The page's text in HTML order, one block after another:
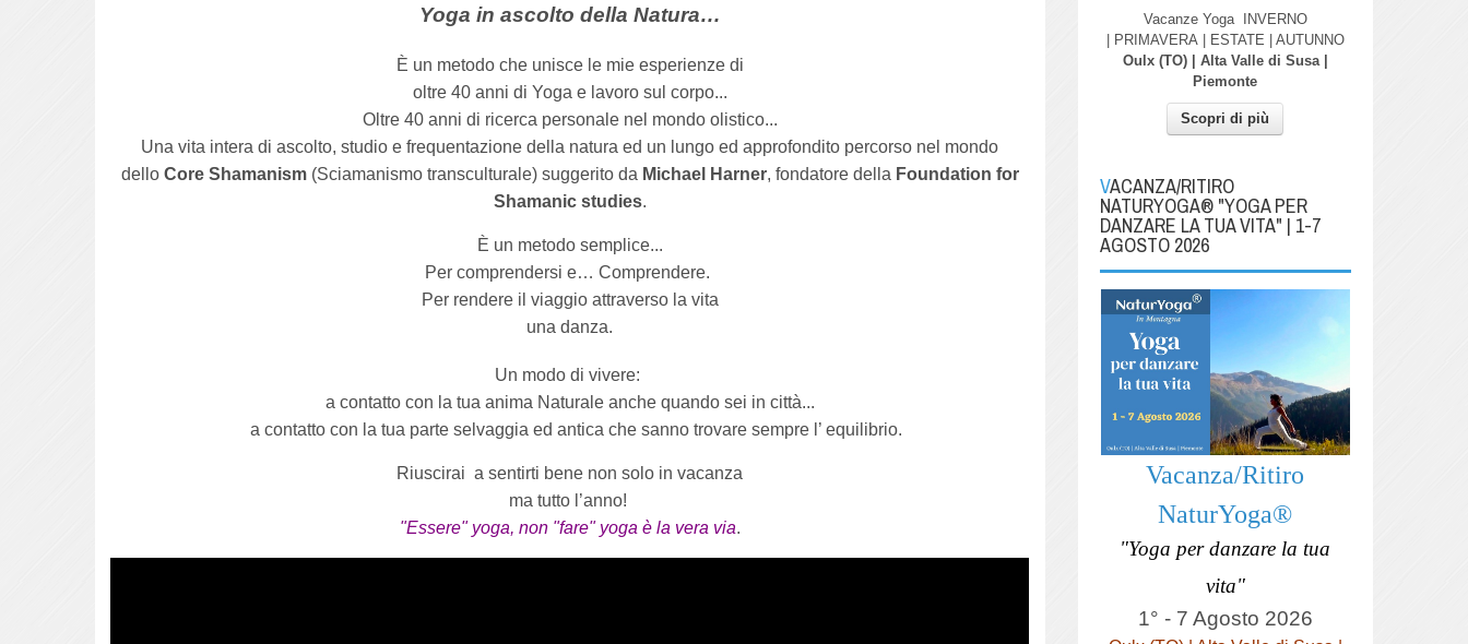
Yoga in ascolto della Natura…
È un metodo che unisce le mie esperienze di
oltre 40 anni di Yoga e lavoro sul corpo...
Oltre 40 anni di ricerca personale nel mondo olistico...
Una vita intera di ascolto, studio e frequentazione della natura ed un lungo ed approfondito percorso nel mondo
dello Core Shamanism(Sciamanismo transculturale) suggerito da Michael Harner, fondatore della Foundation for
Shamanic studies.
È un metodo semplice...
Per comprendersi e… Comprendere.
Per rendere il viaggio attraverso la vita
una danza.
Un modo di vivere:
a contatto con la tua anima Naturale anche quando sei in città...
a contatto con la tua parte selvaggia ed antica che sanno trovare sempre l’ equilibrio.
Riuscirai a sentirti bene non solo in vacanza
ma tutto l’anno!
"Essere" yoga, non "fare" yoga è la vera via.
Vacanze Yoga INVERNO
| PRIMAVERA | ESTATE | AUTUNNO
Oulx (TO) | Alta Valle di Susa |
Piemonte
Scopri di più
VACANZA/RITIRO
NATURYOGA® "YOGA PER
DANZARE LA TUA VITA" | 1-7
AGOSTO 2026
Vacanza/Ritiro
NaturYoga®
"Yoga per danzare la tua
vita"
1° - 7 Agosto 2026